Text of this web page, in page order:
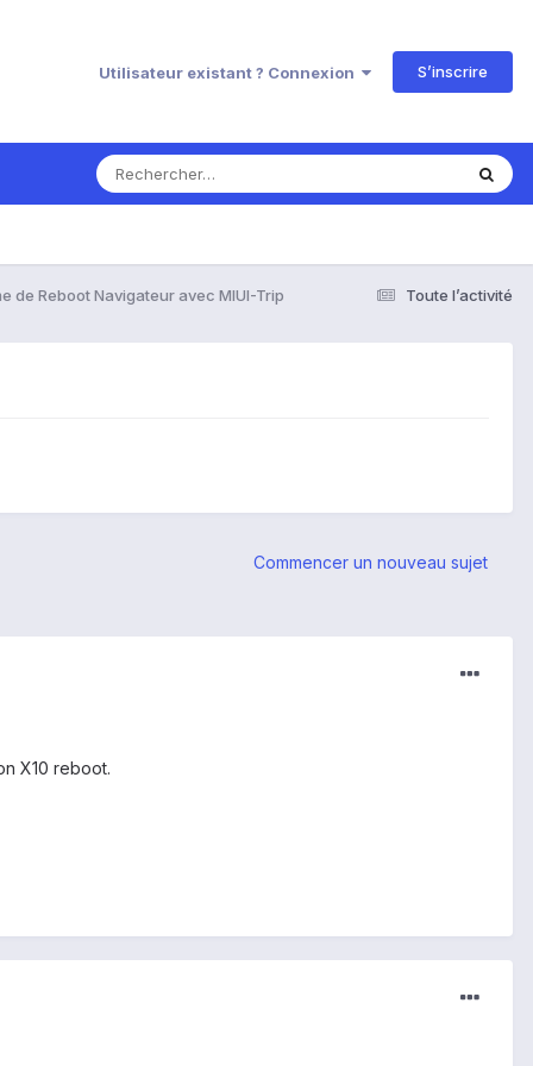
Utilisateur existant ? Connexion S’inscrire
Toute l’activité
de Reboot Navigateur avec MIUI-Trip
Commencer un nouveau sujet
X10 reboot.